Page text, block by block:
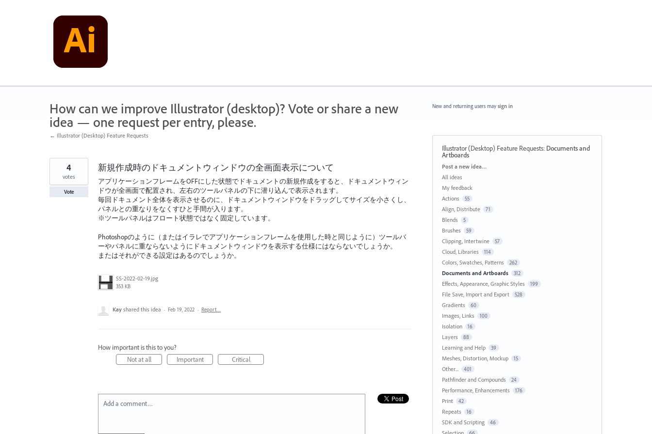
How can we improve Illustrator (desktop)? Vote or share a new
idea — one request per entry, please.
← Illustrator (Desktop) Feature Requests
新規作成時のドキュメントウィンドウの全画面表示について
アプリケーションフレームをOFFにした状態でドキュメントの新規作成をすると、ドキュメントウィン
ドウが全画面で配置され、左右のツールパネルの下に潜り込んで表示されます。
毎回ドキュメント全体を表示させるのに、ドキュメントウィンドウをドラッグしてサイズを小さくし、
パネルとの重なりをなくすひと手間が入ります。
※ツールパネルはフロート状態ではなく固定しています。
Photoshopのように（またはイラレでアプリケーションフレームを使用した時と同じように）ツールバ
ーやパネルに重ならないようにドキュメントウィンドウを表示する仕様にはならないでしょうか。
またはそれができる設定はあるのでしょうか。
SS-2022-02-19.jpg
353 KB
4
votes
Vote
Kay shared this idea · Feb 19, 2022 · Report…
How important is this to you?
Not at all
Important Critical
Add a comment…
New and returning users may sign in
Illustrator (Desktop) Feature Requests: Documents and
Artboards
Categories
Post a new idea…
All ideas
My feedback
Actions
55
Align, Distribute 71
Blends 5
Brushes 59
Clipping, Intertwine 57
Cloud, Libraries 114
Colors, Swatches, Patterns 262
Documents and Artboards 312
Effects, Appearance, Graphic Styles 199
File Save, Import and Export 528
Gradients 60
Images, Links 100
Isolation 16
Layers 88
Learning and Help 39
Meshes, Distortion, Mockup 15
Other... 401
Pathfinder and Compounds 24
Performance, Enhancements 176
Print 42
Repeats 16
SDK and Scripting 46